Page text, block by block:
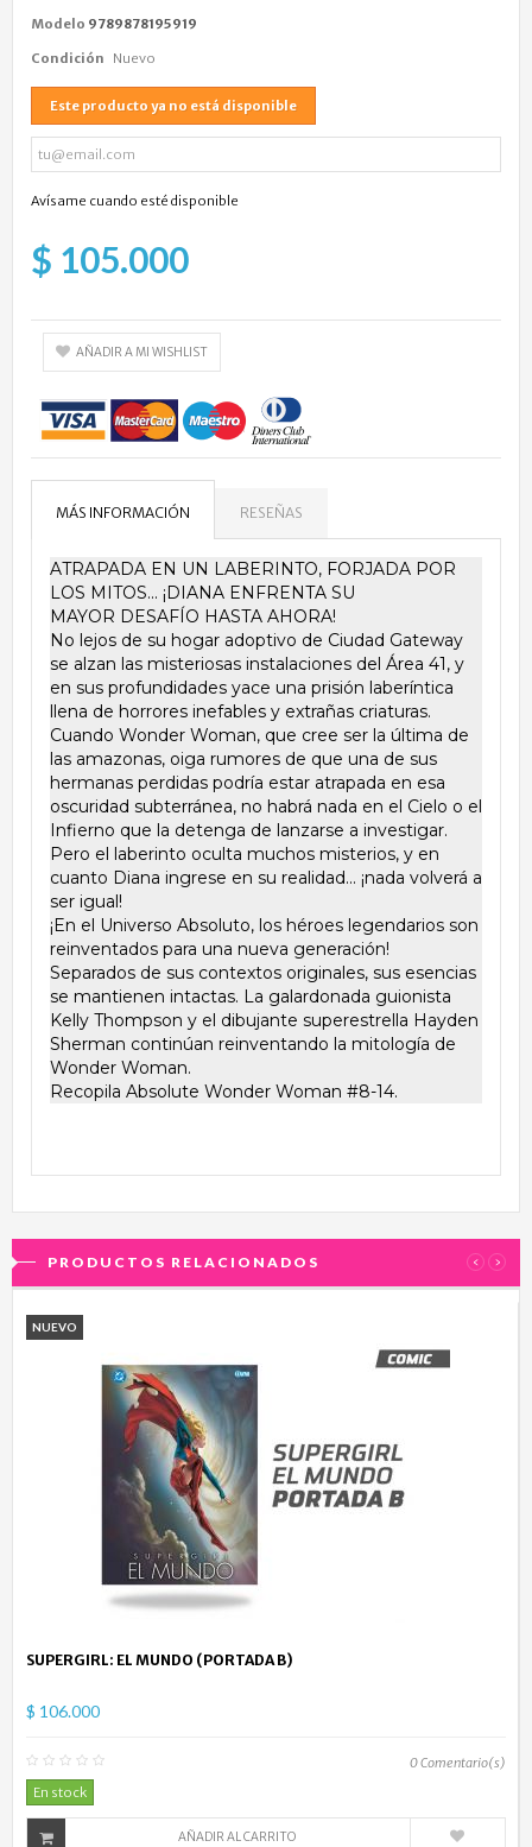
Modelo 9789878195919
Condición Nuevo
Este producto ya no está disponible
Avísame cuando esté disponible
$ 105.000
AÑADIR A MI WISHLIST
MÁS INFORMACIÓN RESEÑAS
ATRAPADA EN UN LABERINTO, FORJADA POR
LOS MITOS... ¡DIANA ENFRENTA SU
MAYOR DESAFÍO HASTA AHORA!
No lejos de su hogar adoptivo de Ciudad Gateway
se alzan las misteriosas instalaciones del Área 41, y
en sus profundidades yace una prisión laberíntica
llena de horrores inefables y extrañas criaturas.
Cuando Wonder Woman, que cree ser la última de
las amazonas, oiga rumores de que una de sus
hermanas perdidas podría estar atrapada en esa
oscuridad subterránea, no habrá nada en el Cielo o el
Infierno que la detenga de lanzarse a investigar.
Pero el laberinto oculta muchos misterios, y en
cuanto Diana ingrese en su realidad... ¡nada volverá a
ser igual!
¡En el Universo Absoluto, los héroes legendarios son
reinventados para una nueva generación!
Separados de sus contextos originales, sus esencias
se mantienen intactas. La galardonada guionista
Kelly Thompson y el dibujante superestrella Hayden
Sherman continúan reinventando la mitología de
Wonder Woman.
Recopila Absolute Wonder Woman #8-14.
PRODUCTOS RELACIONADOS ‹ ›
NUEVO
SUPERGIRL: EL MUNDO (PORTADA B)
$ 106.000
0Comentario(s)
En stock
AÑADIR AL CARRITO